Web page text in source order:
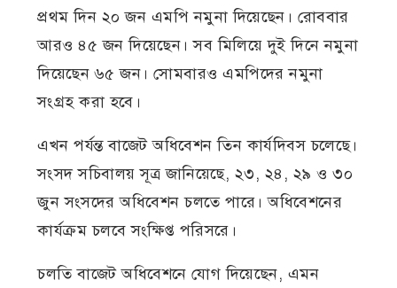
প্রথম দিন ২০ জন এমপি নমুনা দিয়েছেন। রোববার
আরও ৪৫ জন দিয়েছেন। সব মিলিয়ে দুই দিনে নমুনা
দিয়েছেন ৬৫ জন। সোমবারও এমপিদের নমুনা
সংগ্রহ করা হবে।
এখন পর্যন্ত বাজেট অধিবেশন তিন কার্যদিবস চলেছে।
সংসদ সচিবালয় সূত্র জানিয়েছে, ২৩, ২৪, ২৯ ও ৩০
জুন সংসদের অধিবেশন চলতে পারে। অধিবেশনের
কার্যক্রম চলবে সংক্ষিপ্ত পরিসরে।
চলতি বাজেট অধিবেশনে যোগ দিয়েছেন, এমন